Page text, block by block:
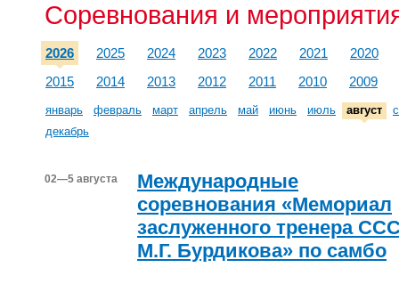
Соревнования и
2026 2025 2024 2023 2022 2021
2020
2015
2014 2013 2012 2011 2010 2009
январь февраль март апрель май июнь июль август
декабрь
02—5 августа
Международные
соревнования «Мемориал
заслуженного тренера
М.Г. Бурдикова» по самбо